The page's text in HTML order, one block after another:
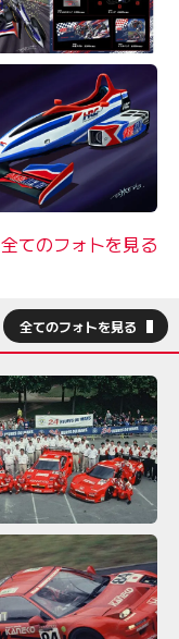
全てのフォトを見る
全てのフォトを見る